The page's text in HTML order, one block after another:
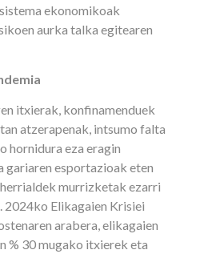
ekonomikoak
aurka talka egitearen
itxierak, konfinamenduek
atzerapenak, intsumo falta
hornidura eza eragin
gariaren esportazioak eten
murrizketak ezarri
Elikagaien Krisiei
arabera, elikagaien
% 30 mugako itxierek eta